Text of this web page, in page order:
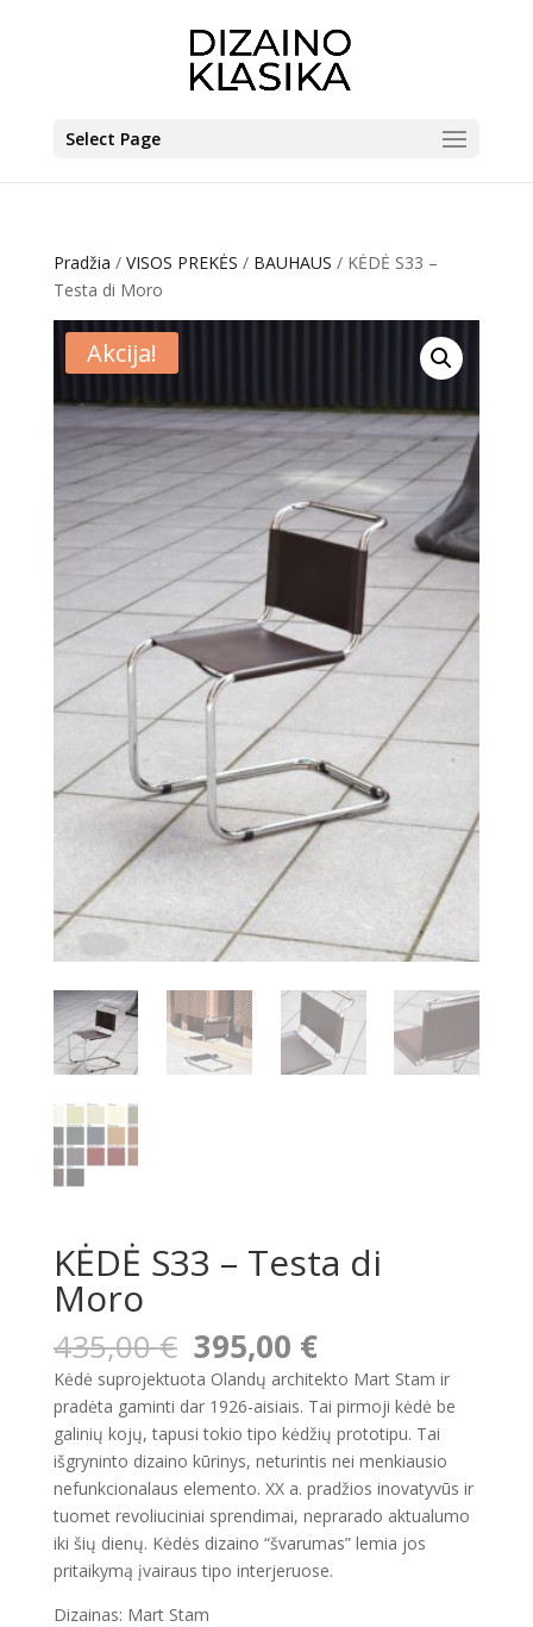
Select Page
Pradžia / VISOS PREKĖS / BAUHAUS / KĖDĖ S33 –
Testa di Moro
Akcija!
KĖDĖ S33 – Testa di
Moro
435,00€ Original
price
was:
435,00 €.
395,00 €Current
price
is:
395,00 €.
Kėdė suprojektuota Olandų architekto Mart Stam ir
pradėta gaminti dar 1926-aisiais. Tai pirmoji kėdė be
galinių kojų, tapusi tokio tipo kėdžių prototipu. Tai
išgryninto dizaino kūrinys, neturintis nei menkiausio
nefunkcionalaus elemento. XX a. pradžios inovatyvūs ir
tuomet revoliuciniai sprendimai, neprarado aktualumo
iki šių dienų. Kėdės dizaino “švarumas” lemia jos
pritaikymą įvairaus tipo interjeruose.
Dizainas: Mart Stam